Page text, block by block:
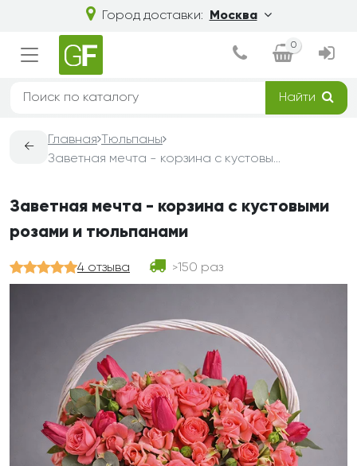
Город доставки: Москва
0
Найти
←
Главная
Тюльпаны
Заветная мечта - корзина с кустовыми розами и тюльпанами
Заветная мечта - корзина с кустовыми
розами и тюльпанами
4 отзыва >150 раз